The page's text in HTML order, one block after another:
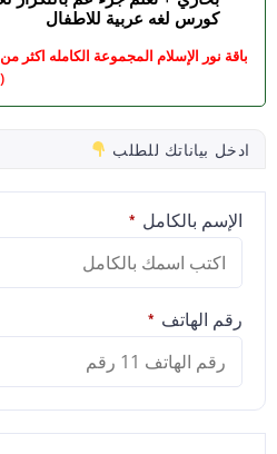
كورس لغه عربية للاطفال
( الأكثر
ادخل بياناتك للطلب
الإسم بالكامل *
رقم الهاتف *